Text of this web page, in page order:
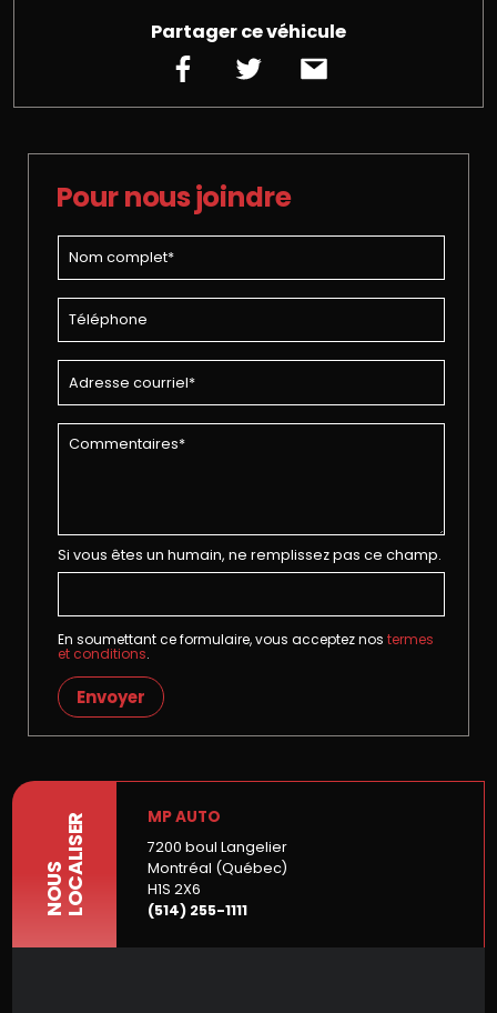
Partager ce véhicule
Pour nous joindre
Si vous êtes un humain, ne remplissez pas ce champ.
En soumettant ce formulaire, vous acceptez nos termes
et conditions.
Envoyer
NOUSLOCALISER MP AUTO
7200 boul Langelier
Montréal (Québec)
H1S 2X6
(514) 255-1111